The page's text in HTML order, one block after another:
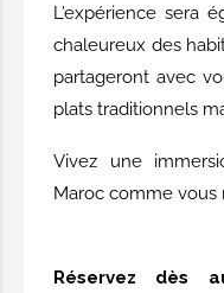
L’expérience sera
chaleureux des
partageront avec
plats traditionnels
Vivez une
Maroc comme vous
Réservez dès